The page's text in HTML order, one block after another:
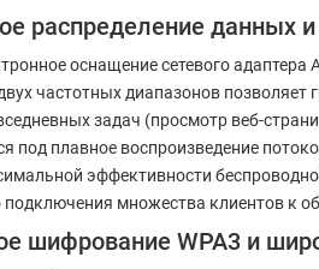
распределение данных
оснащение сетевого
частотных диапазонов
задач (просмотр веб-
под плавное воспроизведение
эффективности
множества клиентов к
шифрование WPA3 и